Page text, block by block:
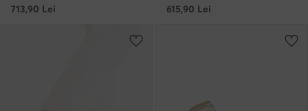
713,90 Lei
615,90 Lei